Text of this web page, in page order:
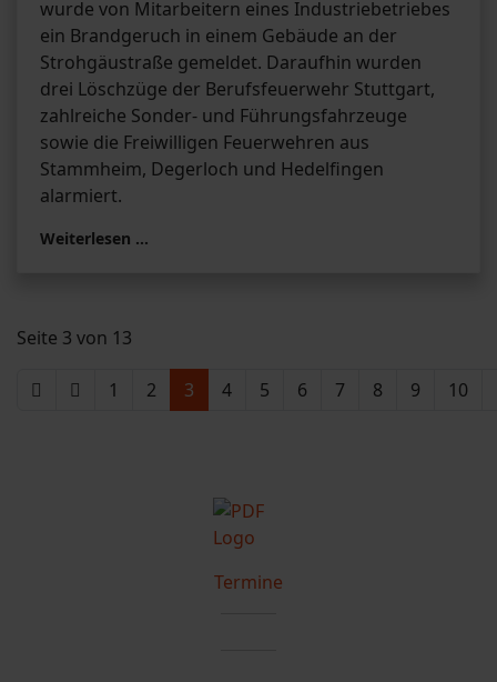
wurde von Mitarbeitern eines Industriebetriebes
ein Brandgeruch in einem Gebäude an der
Strohgäustraße gemeldet. Daraufhin wurden
drei Löschzüge der Berufsfeuerwehr Stuttgart,
zahlreiche Sonder- und Führungsfahrzeuge
sowie die Freiwilligen Feuerwehren aus
Stammheim, Degerloch und Hedelfingen
alarmiert.
Weiterlesen …
Seite 3 von 13
1 2 3 4 5 6 7 8 9 10
Termine